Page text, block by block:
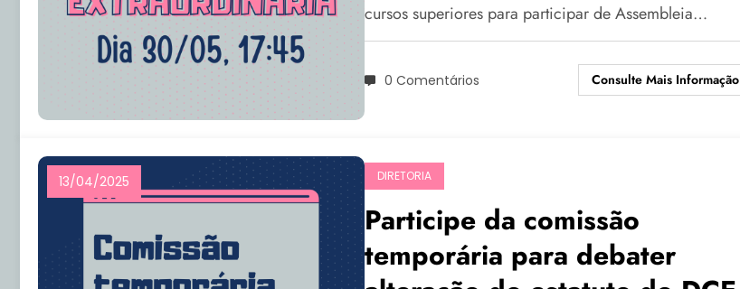
cursos superiores para participar de Assembleia…
0 Comentários Consulte Mais Informação
13/04/2025 DIRETORIA
Participe da comissão
temporária para debater